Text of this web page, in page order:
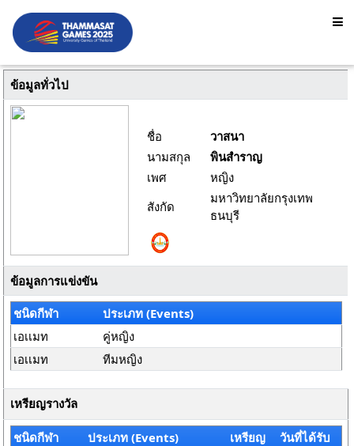
ข้อมูลทั่วไป
ชื่อ
วาสนา
นามสกุล
พินสำราญ
เพศ
หญิง
สังกัด
มหาวิทยาลัยกรุงเทพ
ธนบุรี
ข้อมูลการแข่งขัน
ชนิดกีฬา
ประเภท (Events)
เอเเมท
คู่หญิง
เอเเมท
ทีมหญิง
เหรียญรางวัล
ชนิดกีฬา ประเภท (Events)
เหรียญ
วันที่ได้รับ